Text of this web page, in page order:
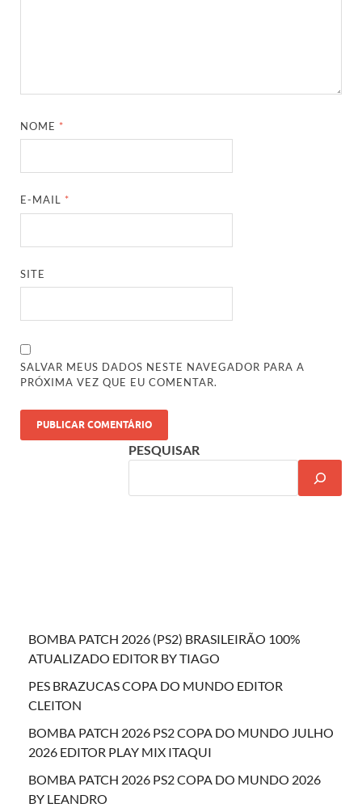
NOME *
E-MAIL *
SITE
SALVAR MEUS DADOS NESTE NAVEGADOR PARA A
PRÓXIMA VEZ QUE EU COMENTAR.
PESQUISAR
BOMBA PATCH 2026 (PS2) BRASILEIRÃO 100%
ATUALIZADO EDITOR BY TIAGO
PES BRAZUCAS COPA DO MUNDO EDITOR
CLEITON
BOMBA PATCH 2026 PS2 COPA DO MUNDO JULHO
2026 EDITOR PLAY MIX ITAQUI
BOMBA PATCH 2026 PS2 COPA DO MUNDO 2026
BY LEANDRO